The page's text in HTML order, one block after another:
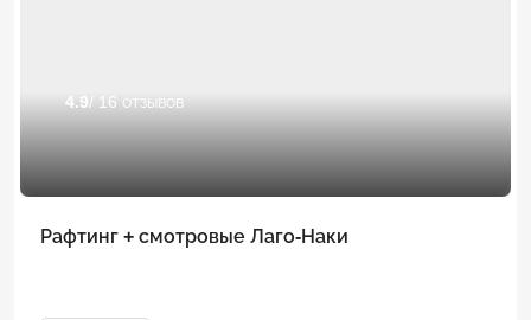
4.9 / 16 отзывов
Рафтинг + смотровые Лаго-Наки